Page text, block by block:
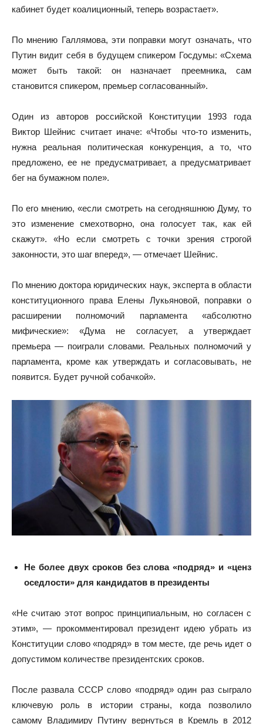
кабинет будет коалиционный, теперь возрастает».
По мнению Галлямова, эти поправки могут означать, что
Путин видит себя в будущем спикером Госдумы: «Схема
может быть такой: он назначает преемника, сам
становится спикером, премьер согласованный».
Один из авторов российской Конституции 1993 года
Виктор Шейнис считает иначе: «Чтобы что-то изменить,
нужна реальная политическая конкуренция, а то, что
предложено, ее не предусматривает, а предусматривает
бег на бумажном поле».
По его мнению, «если смотреть на сегодняшнюю Думу, то
это изменение смехотворно, она голосует так, как ей
скажут». «Но если смотреть с точки зрения строгой
законности, это шаг вперед», — отмечает Шейнис.
По мнению доктора юридических наук, эксперта в области
конституционного права Елены Лукьяновой, поправки о
расширении полномочий парламента «абсолютно
мифические»: «Дума не согласует, а утверждает
премьера — поиграли словами. Реальных полномочий у
парламента, кроме как утверждать и согласовывать, не
появится. Будет ручной собачкой».
Не более двух сроков без слова «подряд» и «ценз
оседлости» для кандидатов в президенты
«Не считаю этот вопрос принципиальным, но согласен с
этим», — прокомментировал президент идею убрать из
Конституции слово «подряд» в том месте, где речь идет о
допустимом количестве президентских сроков.
После развала СССР слово «подряд» один раз сыграло
ключевую роль в истории страны, когда позволило
самому Владимиру Путину вернуться в Кремль в 2012